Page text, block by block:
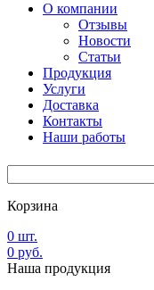
О компании
Отзывы
Новости
Статьи
Продукция
Услуги
Доставка
Контакты
Наши работы
Корзина
0 шт.
0 руб.
Наша продукция